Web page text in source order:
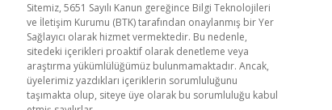
Sitemiz, 5651 Sayılı Kanun gereğince Bilgi Teknolojileri
ve İletişim Kurumu (BTK) tarafından onaylanmış bir Yer
Sağlayıcı olarak hizmet vermektedir. Bu nedenle,
sitedeki içerikleri proaktif olarak denetleme veya
araştırma yükümlülüğümüz bulunmamaktadır. Ancak,
üyelerimiz yazdıkları içeriklerin sorumluluğunu
taşımakta olup, siteye üye olarak bu sorumluluğu kabul